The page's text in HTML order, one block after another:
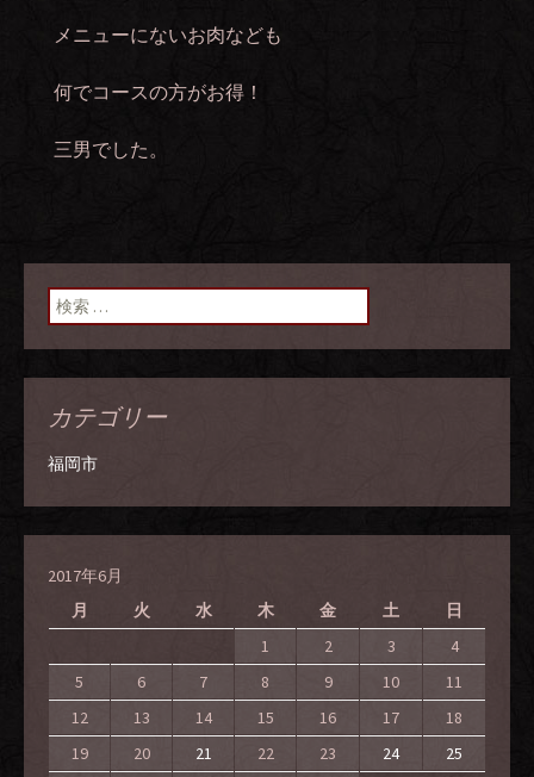
メニューにないお肉なども
何でコースの方がお得！
三男でした。
検索:
カテゴリー
福岡市
2017年6月
月
火 水 木 金 土 日
1 2 3
4
5
6 7 8 9 10
11
12
13 14 15 16 17
18
19
20 21 22 23 24
25